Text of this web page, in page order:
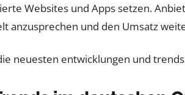
Websites und Apps setzen.
anzusprechen und den Umsatz